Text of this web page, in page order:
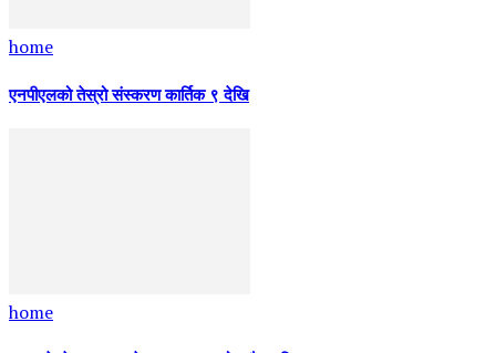
home
एनपीएलको तेस्रो संस्करण कार्तिक ९ देखि
home